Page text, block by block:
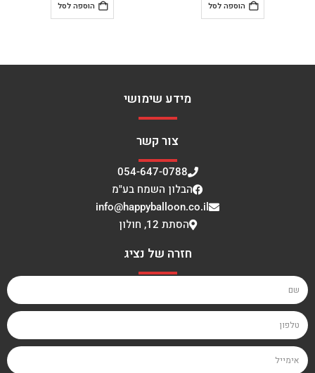
הוספה לסל הוספה לסל
מידע שימושי
צור קשר
054-647-0788
הבלון השמח בע"מ
info@happyballoon.co.il
הסתת 12, חולון
חזרה של נציג